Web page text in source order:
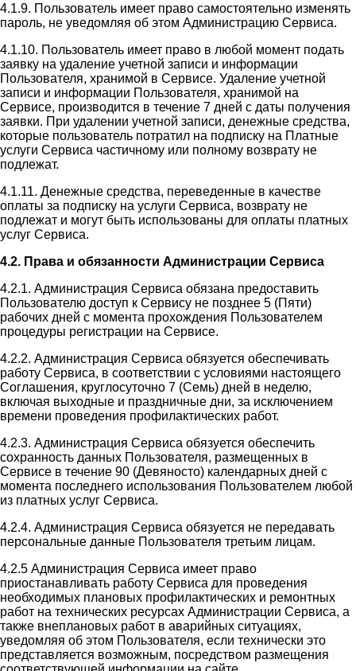
4.1.9. Пользователь имеет право самостоятельно изменять
пароль, не уведомляя об этом Администрацию Сервиса.
4.1.10. Пользователь имеет право в любой момент подать
заявку на удаление учетной записи и информации
Пользователя, хранимой в Сервисе. Удаление учетной
записи и информации Пользователя, хранимой на
Сервисе, производится в течение 7 дней с даты получения
заявки. При удалении учетной записи, денежные средства,
которые пользователь потратил на подписку на Платные
услуги Сервиса частичному или полному возврату не
подлежат.
4.1.11. Денежные средства, переведенные в качестве
оплаты за подписку на услуги Сервиса, возврату не
подлежат и могут быть использованы для оплаты платных
услуг Сервиса.
4.2. Права и обязанности Администрации Сервиса
4.2.1. Администрация Сервиса обязана предоставить
Пользователю доступ к Сервису не позднее 5 (Пяти)
рабочих дней с момента прохождения Пользователем
процедуры регистрации на Сервисе.
4.2.2. Администрация Сервиса обязуется обеспечивать
работу Сервиса, в соответствии с условиями настоящего
Соглашения, круглосуточно 7 (Семь) дней в неделю,
включая выходные и праздничные дни, за исключением
времени проведения профилактических работ.
4.2.3. Администрация Сервиса обязуется обеспечить
сохранность данных Пользователя, размещенных в
Сервисе в течение 90 (Девяносто) календарных дней с
момента последнего использования Пользователем любой
из платных услуг Сервиса.
4.2.4. Администрация Сервиса обязуется не передавать
персональные данные Пользователя третьим лицам.
4.2.5 Администрация Сервиса имеет право
приостанавливать работу Сервиса для проведения
необходимых плановых профилактических и ремонтных
работ на технических ресурсах Администрации Сервиса, а
также внеплановых работ в аварийных ситуациях,
уведомляя об этом Пользователя, если технически это
представляется возможным, посредством размещения